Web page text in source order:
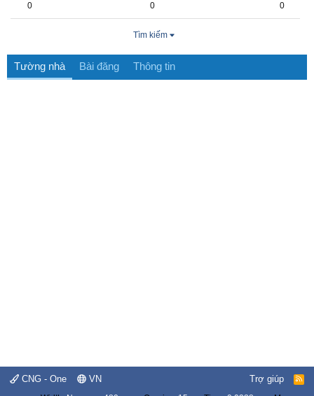
0 0 0
Tìm kiếm
Tường nhà Bài đăng Thông tin
CNG - One VN Trợ giúp
R